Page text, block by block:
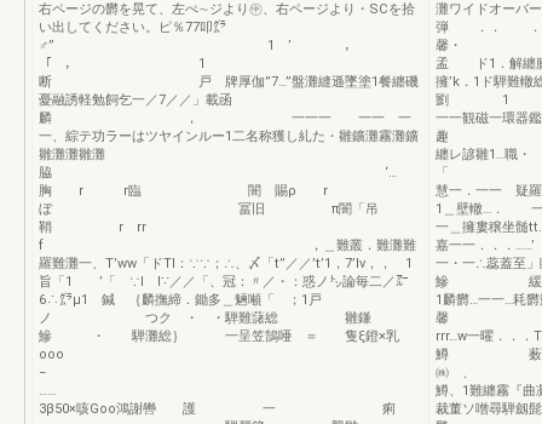
右ページの欝を晃て、左ぺ∼ジより㊥、右ページより・SCを拾
い出してください。ピ％77叩㌘
♂” 1 ’ ，
「 ， 1
断 戸 牌厚伽”7…”盤灘縫遜墜塗1餐纏磯
憂融誘軽勉飼乞一／7／／」載函
麟 ， 一一一 一一 一
一、綜テ功ラーはツヤインルー1二名称獲し糺た・雛鑛灘霧灘鑛
雛灘灘雛灘
脇 ‘…
胸 r r臨 闇 賜ρ r
ぼ 冨旧 π闇「吊
鞘 r rr
f ，＿難叢．難灘難
羅難灘一、T’ww「ドTI：∵∵；∴、〆「t”／／’t’1，7’lv，， 1
旨「1 ’「 ∵I I∵／／「、冠：〃／・：惑ノ㌧論毎二／㌃
6∴㌘μ1 鍼 ｛麟撫締．鋤多＿魎噸「 ；1戸
ノ つク ・ ・騨難藷総 雛鎌
鰺 ・ 騨灘総｝ 一呈笠鵠唖 ＝ 隻ξ鐙×乳
ooo
−
3β50×咳Goo鴻謝轡 護 一 痢
灘ワイドオー
弾 ．
馨・ 窪
孟 ド1．解纏
擁’k．1ド
劉 1 羅《
一一観磁一環器
趣 藝《
纏レ諺雛1…職・
「
慧一．一一 疑
1＿壁轍…．
一＿擁婁穣坐
嘉一一．．．
一・一∴蕊蓋
鰺 緩簿
1麟欝…一
馨 妻《
rrr…w一曜．
鱒 薮買
㈱ 、 右
鱒、1難纏霧『
裁董ソ噌